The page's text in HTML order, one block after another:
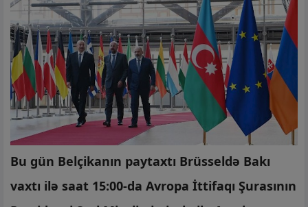
Bu gün Belçikanın paytaxtı Brüsseldə Bakı
vaxtı ilə saat 15:00-da Avropa İttifaqı Şurasının